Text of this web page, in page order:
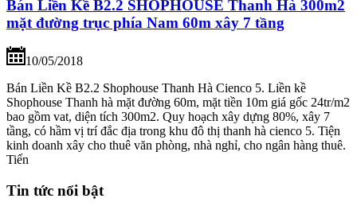
Bán Liền Kề B2.2 SHOPHOUSE Thanh Hà 300m2
mặt đường trục phía Nam 60m xây 7 tầng
10/05/2018
Bán Liền Kề B2.2 Shophouse Thanh Hà Cienco 5. Liền kề
Shophouse Thanh hà mặt đường 60m, mặt tiền 10m giá gốc 24tr/m2
bao gồm vat, diện tích 300m2. Quy hoạch xây dựng 80%, xây 7
tầng, có hầm vị trí đắc địa trong khu đô thị thanh hà cienco 5. Tiện
kinh doanh xây cho thuê văn phòng, nhà nghỉ, cho ngân hàng thuê.
Tiến
Tin tức nổi bật